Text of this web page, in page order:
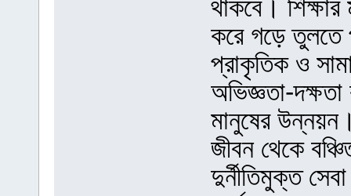
থাকবে।
করে গড়ে তুলতে
প্রাকৃতিক ও
অভিজ্ঞতা-
মানুষের
জীবন থেকে
দুর্নীতিমুক্ত